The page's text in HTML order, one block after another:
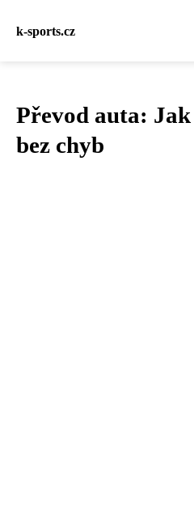
k-sports.cz
Převod auta:
bez chyb